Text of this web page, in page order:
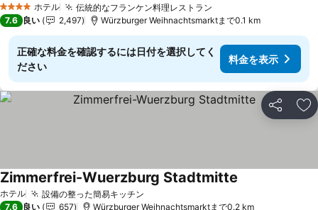
4 ホテルのランク
ホテル 伝統的なフランケン料理レストラン
7.6 良い 2,497 Würzburger Weihnachtsmarktまで0.1 km
正確な料金を確認するには日付を選択してく
ださい
料金を表示
シェア お
ホテル 設備の整った簡易キッチン
Zimmerfrei-Wuerzburg Stadtmitte
7.6 良い 657 Würzburger Weihnachtsmarktまで0.2 km